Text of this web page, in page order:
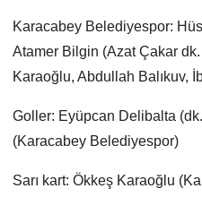
Karacabey Belediyespor:
Atamer Bilgin (Azat Çakar
Karaoğlu, Abdullah Balıkuv,
Goller: Eyüpcan Delibalta
(Karacabey Belediyespor)
Sarı kart: Ökkeş Karaoğlu